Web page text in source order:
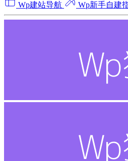
Wp建站导航 Wp新手自建